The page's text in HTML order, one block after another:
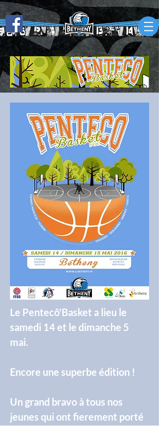
Le Pentecô'Basket a lieu le
samedi 14 et le dimanche 5
mai.
Encore une superbe édition !
Un grand bravo à tous nos
jeunes qui ont fierement porté